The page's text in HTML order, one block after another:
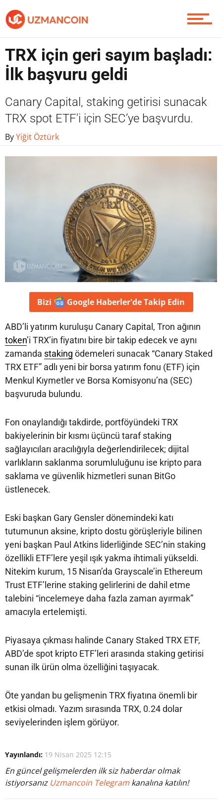
Yazarlardan
Piyasa
Soru Sor
TRX için geri sayım başladı:
İlk başvuru geldi
Canary Capital, staking getirisi sunacak
TRX spot ETF'i için SEC’ye başvurdu.
ByYiğit Öztürk
Bizi Google Haberler'deTakip Edin
ABD’li yatırım kuruluşu Canary Capital, Tron ağının
token’i TRX’in fiyatını bire bir takip edecek ve aynı
zamanda staking ödemeleri sunacak “Canary Staked
TRX ETF” adlı yeni bir borsa yatırım fonu (ETF) için
Menkul Kıymetler ve Borsa Komisyonu’na (SEC)
başvuruda bulundu.
Fon onaylandığı takdirde, portföyündeki TRX
bakiyelerinin bir kısmı üçüncü taraf staking
sağlayıcıları aracılığıyla değerlendirilecek; dijital
varlıkların saklanma sorumluluğunu ise kripto para
saklama ve güvenlik hizmetleri sunan BitGo
üstlenecek.
Eski başkan Gary Gensler dönemindeki katı
tutumunun aksine, kripto dostu görüşleriyle bilinen
yeni başkan Paul Atkins liderliğinde SEC’nin staking
özellikli ETF’lere yeşil ışık yakma ihtimali yükseldi.
Nitekim kurum, 15 Nisan’da Grayscale’in Ethereum
Trust ETF’lerine staking gelirlerini de dahil etme
talebini “incelemeye daha fazla zaman ayırmak”
amacıyla ertelemişti.
Piyasaya çıkması halinde Canary Staked TRX ETF,
ABD’de spot kripto ETF’leri arasında staking getirisi
sunan ilk ürün olma özelliğini taşıyacak.
Öte yandan bu gelişmenin TRX fiyatına önemli bir
etkisi olmadı. Yazım sırasında TRX, 0.24 dolar
seviyelerinden işlem görüyor.
Yayınlandı: 19 Nisan 2025 12:15
En güncel gelişmelerden ilk siz haberdar olmak
istiyorsanız Uzmancoin Telegram kanalına katılın!